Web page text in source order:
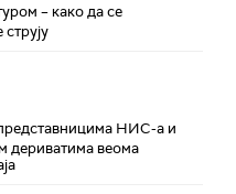
– како да се
НИС-а и
веома